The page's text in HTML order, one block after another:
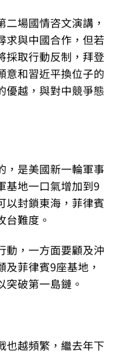
場國情咨文演講，
求與中國合作，但若
採取行動反制，拜登
意和習近平換位子的
優越，與對中競爭態
，是美國新一輪軍事
基地一口氣增加到9
以封鎖東海，菲律賓
台難度。
動，一方面要顧及沖
菲律賓9座基地，
突破第一島鏈。
也越頻繁，繼去年下